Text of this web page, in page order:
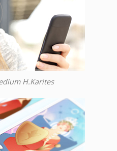
H.Karites